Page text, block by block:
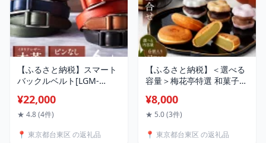
【ふるさと納税】スマート
バックルベルト[LGM-
ベルト 革ベルト 本革 メン
ズベルト ビジネスベルト
べる 6色
¥22,000
★ 4.8 (4件)
📍 東京都台東区 の返礼品
【ふるさと納税】＜選べる
容量＞梅花亭特選 和菓子詰
菓子 スイーツ 銘菓 最中 三
笠山 梅最中 高級 贈答 お取
折り お土産 手土産 お祝い
¥8,000
★ 5.0 (3件)
📍 東京都台東区 の返礼品